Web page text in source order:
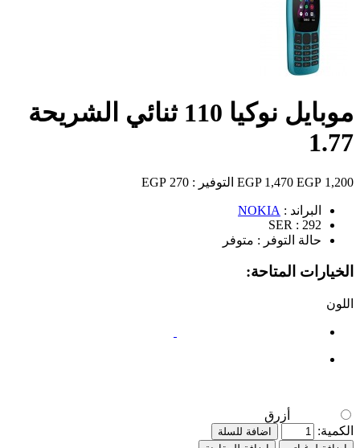
موبايل نوكيا 110 ثنائي الشريحة
1.77
1,200 EGP
1,470 EGP التوفير : 270 EGP
البراند : NOKIA
SER : 292
حالة التوفر : متوفر
الخيارات المتاحة:
اللون
أزرق
الكمية:
اضافة للسلة